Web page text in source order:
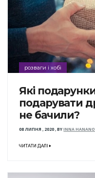
розваги і хобі
Які
подарувати
не бачили?
08 ЛИПНЯ , 2020,BYINNA
ЧИТАТИ ДАЛІ